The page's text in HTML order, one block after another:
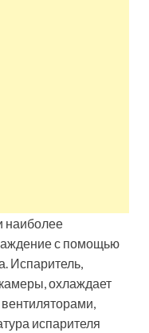
наиболее
с помощью
Испаритель,
охлаждает
испарителя